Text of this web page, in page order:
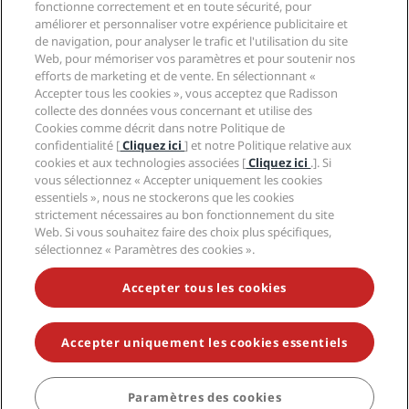
Hôtels adaptés aux Familles
Santé et sécurité
Carrières RHG
Carrières PPHE
Carrières EHL
The Club by RHG
Opportunités de développement
Entreprise responsable
Approvisionnement
Centre de confidentialité
Mentions légales
Conditions générales Radisson Rewards
Contrat d’utilisation du site
Accessibilité numérique
Déclaration sur l’esclavage moderne
Aide
Avis aux consommateurs
Contact
FAQ
Plan du site
Médias sociaux
Marques Radisson Hotels
NE MANQUEZ AUCUNE DE NOS OFFRES LES PLUS
POPULAIRES
© 2026 Radisson Hotel Group.Tous droits réservés. RHG Radisson
Hotel Group, Radisson, Radisson RED, Radisson Blu, Radisson Collection,
Radisson Individuals, Park Plaza, Park Inn, Country Inn & Suites, Prize by
Radisson, Radisson Rewards, et Radisson Meetings sont des marques
déposées de Radisson Hotel Group.
fonctionne correctement et en toute sécurité, pour
améliorer et personnaliser votre expérience publicitaire et
de navigation, pour analyser le trafic et l'utilisation du site
Web, pour mémoriser vos paramètres et pour soutenir nos
efforts de marketing et de vente. En sélectionnant «
Accepter tous les cookies », vous acceptez que Radisson
collecte des données vous concernant et utilise des
Cookies comme décrit dans notre Politique de
confidentialité [Cliquez ici] et notre Politique relative aux
cookies et aux technologies associées [Cliquez ici .]. Si
vous sélectionnez « Accepter uniquement les cookies
essentiels », nous ne stockerons que les cookies
strictement nécessaires au bon fonctionnement du site
Web. Si vous souhaitez faire des choix plus spécifiques,
sélectionnez « Paramètres des cookies ».
Accepter tous les cookies
Accepter uniquement les cookies essentiels
Paramètres des cookies